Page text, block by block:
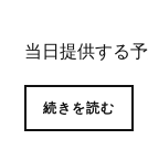
当日提供する
続きを読む